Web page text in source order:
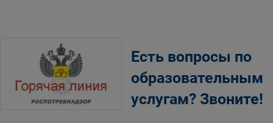
Есть вопросы по
образовательным
услугам? Звоните!